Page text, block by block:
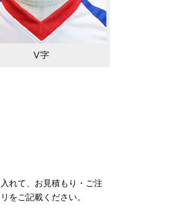
れて、お見積もり・ご注
をご記載ください。